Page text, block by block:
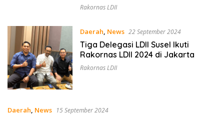
Rakornas LDII
Daerah, News 22 September 2024
Tiga Delegasi LDII Susel Ikuti
Rakornas LDII 2024 di Jakarta
Rakornas LDII
Daerah, News 15 September 2024